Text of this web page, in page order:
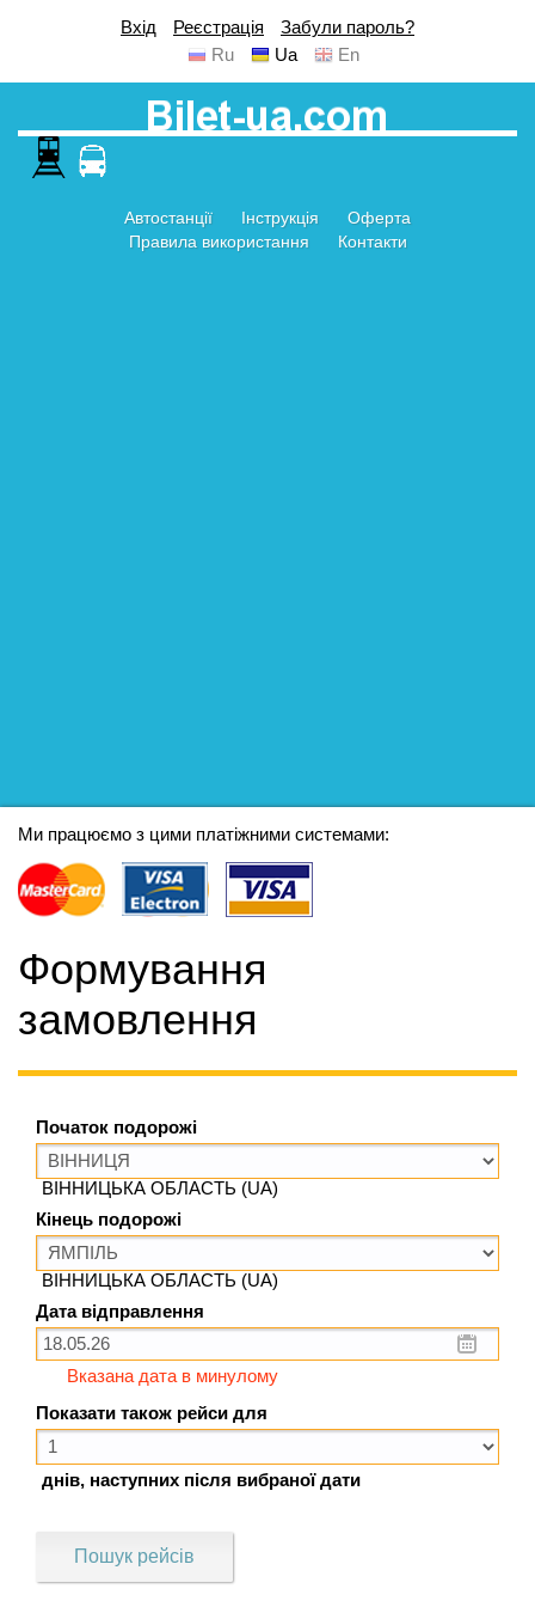
Вхід Реєстрація
Забули пароль?
Ru
Ua En
Автостанції Інструкція
Оферта
Правила використання
Контакти
Ми працюємо з цими платіжними системами:
Формування
замовлення
Початок подорожі
ВІННИЦЬКА ОБЛАСТЬ (UA)
Кінець подорожі
ВІННИЦЬКА ОБЛАСТЬ (UA)
Дата відправлення
Вказана дата в минулому
Показати також рейси для
днів, наступних після вибраної дати
Пошук рейсів